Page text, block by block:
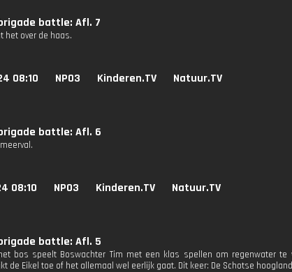
battle: Afl. 7
het over de haas.
08:10 NPO3 Kinderen.TV Natuur.TV
battle: Afl. 6
08:10 NPO3 Kinderen.TV Natuur.TV
battle: Afl. 5
bos speelt Boswachter Tim met een klas spellen om regenwater te
de Eikel toe of het allemaal wel eerlijk gaat. Dit keer: De Schotse